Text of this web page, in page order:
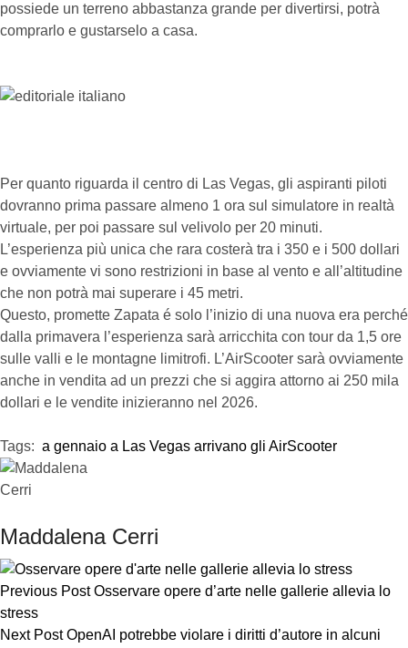
possiede un terreno abbastanza grande per divertirsi, potrà
comprarlo e gustarselo a casa.
Per quanto riguarda il centro di Las Vegas, gli aspiranti piloti
dovranno prima passare almeno 1 ora sul simulatore in realtà
virtuale, per poi passare sul velivolo per 20 minuti.
L’esperienza più unica che rara costerà tra i 350 e i 500 dollari
e ovviamente vi sono restrizioni in base al vento e all’altitudine
che non potrà mai superare i 45 metri.
Questo, promette Zapata é solo l’inizio di una nuova era perché
dalla primavera l’esperienza sarà arricchita con tour da 1,5 ore
sulle valli e le montagne limitrofi. L’AirScooter sarà ovviamente
anche in vendita ad un prezzi che si aggira attorno ai 250 mila
dollari e le vendite inizieranno nel 2026.
Tags: a gennaio a Las Vegas arrivano gli AirScooter
Maddalena Cerri
Previous Post Osservare opere d’arte nelle gallerie allevia lo
stress
Next Post OpenAI potrebbe violare i diritti d’autore in alcuni